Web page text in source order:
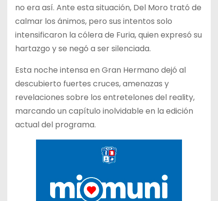
no era así. Ante esta situación, Del Moro trató de
calmar los ánimos, pero sus intentos solo
intensificaron la cólera de Furia, quien expresó su
hartazgo y se negó a ser silenciada.
Esta noche intensa en Gran Hermano dejó al
descubierto fuertes cruces, amenazas y
revelaciones sobre los entretelones del reality,
marcando un capítulo inolvidable en la edición
actual del programa.